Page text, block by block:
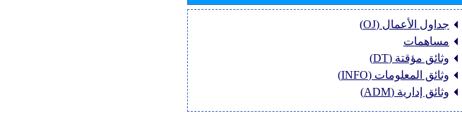
جداول الأعمال (OJ)
مساهمات
وثائق مؤقتة (DT)
وثائق المعلومات (INFO)
وثائق إدارية (ADM)